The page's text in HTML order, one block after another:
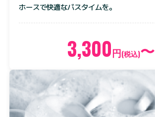
ホースで快適なバスタイムを。
3,300円(税込)〜